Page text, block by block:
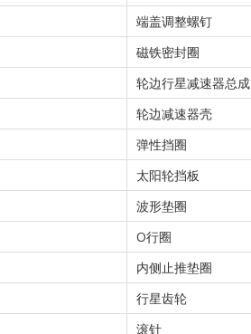
端盖调整螺钉
磁铁密封圈
轮边行星减速器总成
轮边减速器壳
弹性挡圈
太阳轮挡板
波形垫圈
O行圈
内侧止推垫圈
行星齿轮
滚针